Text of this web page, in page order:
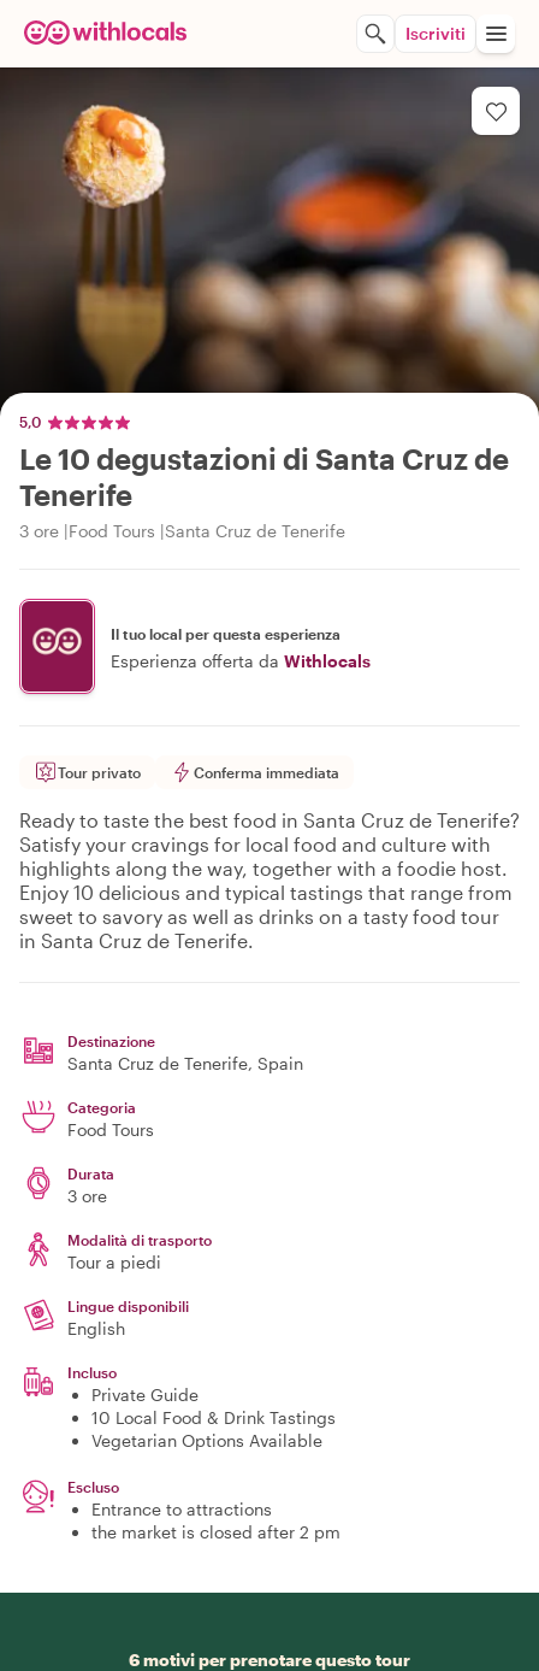
Iscriviti
5,0
Le 10 degustazioni di Santa Cruz de
Tenerife
3 ore Food Tours Santa Cruz de Tenerife
Il tuo local per questa esperienza
Esperienza offerta da Withlocals
Tour privato Conferma immediata
Ready to taste the best food in Santa Cruz de Tenerife?
Satisfy your cravings for local food and culture with
highlights along the way, together with a foodie host.
Enjoy 10 delicious and typical tastings that range from
sweet to savory as well as drinks on a tasty food tour
in Santa Cruz de Tenerife.
Destinazione
Santa Cruz de Tenerife, Spain
Categoria
Food Tours
Durata
3 ore
Modalità di trasporto
Tour a piedi
Lingue disponibili
English
Incluso
Private Guide
10 Local Food & Drink Tastings
Vegetarian Options Available
Escluso
Entrance to attractions
the market is closed after 2 pm
6 motivi per prenotare questo tour